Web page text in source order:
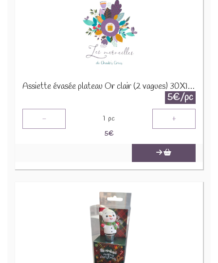
Assiette évasée plateau Or clair (2 vagues) 30X12H5CM 22334
5€/pc
- 1 pc +
5€